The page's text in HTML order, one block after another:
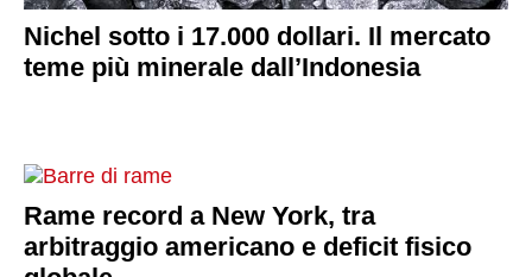
Nichel sotto i 17.000 dollari. Il mercato
teme più minerale dall’Indonesia
Rame record a New York, tra
arbitraggio americano e deficit fisico